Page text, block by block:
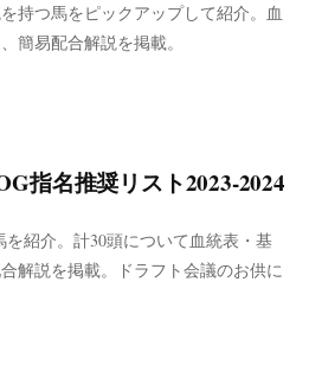
持つ馬をピックアップして紹介。血
簡易配合解説を掲載。
指名推奨リスト2023-2024
を紹介。計30頭について血統表・基
解説を掲載。ドラフト会議のお供に